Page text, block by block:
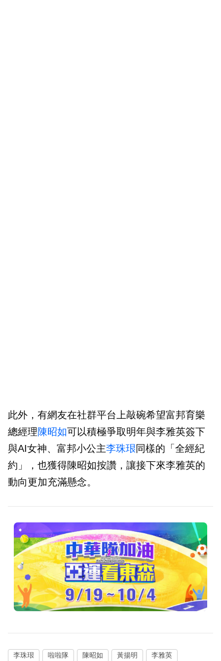
此外，有網友在社群平台上敲碗希望富邦育樂
總經理陳昭如可以積極爭取明年與李雅英簽下
與AI女神、富邦小公主李珠珢同樣的「全經紀
約」，也獲得陳昭如按讚，讓接下來李雅英的
動向更加充滿懸念。
李珠珢 啦啦隊 陳昭如 黃揚明 李雅英